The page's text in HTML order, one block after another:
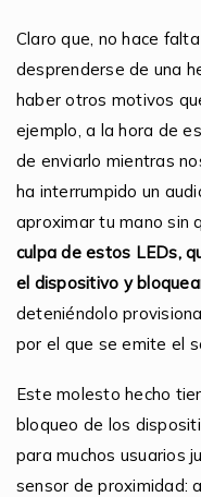
Claro que, no hace
desprenderse de una
haber otros motivos
ejemplo, a la hora de
de enviarlo mientras
ha interrumpido un
aproximar tu mano sin
culpa de estos LEDs,
el dispositivo y
deteniéndolo
por el que se emite el
Este molesto hecho
bloqueo de los
para muchos usuarios
sensor de proximidad: